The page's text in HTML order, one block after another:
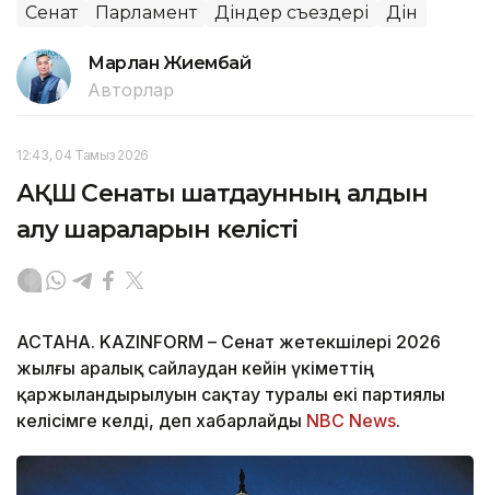
Сенат Парламент Діндер съездері Дін
Марлан Жиембай
Авторлар
12:43, 04 Тамыз 2026
АҚШ Сенаты шатдаунның алдын
алу шараларын келісті
АСТАНА. KAZINFORM – Сенат жетекшілері 2026
жылғы аралық сайлаудан кейін үкіметтің
қаржыландырылуын сақтау туралы екі партиялы
келісімге келді, деп хабарлайды NBC News.